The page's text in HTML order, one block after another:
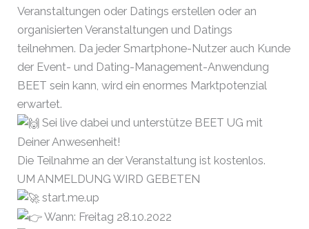
Veranstaltungen oder Datings erstellen oder an
organisierten Veranstaltungen und Datings
teilnehmen. Da jeder Smartphone-Nutzer auch Kunde
der Event- und Dating-Management-Anwendung
BEET sein kann, wird ein enormes Marktpotenzial
erwartet.
Sei live dabei und unterstütze BEET UG mit
Deiner Anwesenheit!
Die Teilnahme an der Veranstaltung ist kostenlos.
UM ANMELDUNG WIRD GEBETEN
start.me.up
Wann: Freitag 28.10.2022